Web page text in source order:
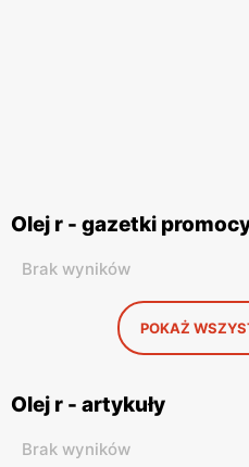
Olej r - gazetki
Brak wyników
POKAŻ
Olej r - artykuły
Brak wyników